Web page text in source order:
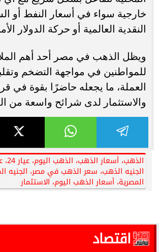
خارجية سواء في أسعار النفط أو
النقدية العالمية أو حركة الدولار
ويظل الذهب في مصر أحد أهم
للمواطنين في مواجهة التضخم
العملة، ما يجعله حاضرًا بقوة في
والاستثمار لدى شرائح واسعة من
الجنيه الذهب، سعر الذهب في مصر، الجنيه
المصرية، أسعار الذهب اليوم، الاستثمار
اقتصاد